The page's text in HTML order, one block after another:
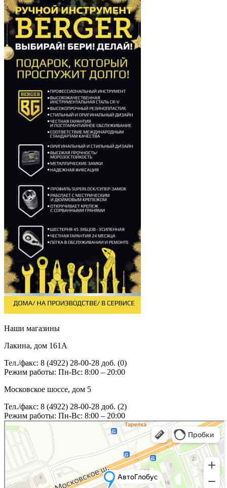
Наши магазины
Лакина, дом 161А
Тел./факс: 8 (4922) 28-00-28 доб. (0)
Режим работы: Пн-Вс: 8:00 – 20:00
Московское шоссе, дом 5
Тел./факс: 8 (4922) 28-00-28 доб. (2)
Режим работы: Пн-Вс: 8:00 – 20:00